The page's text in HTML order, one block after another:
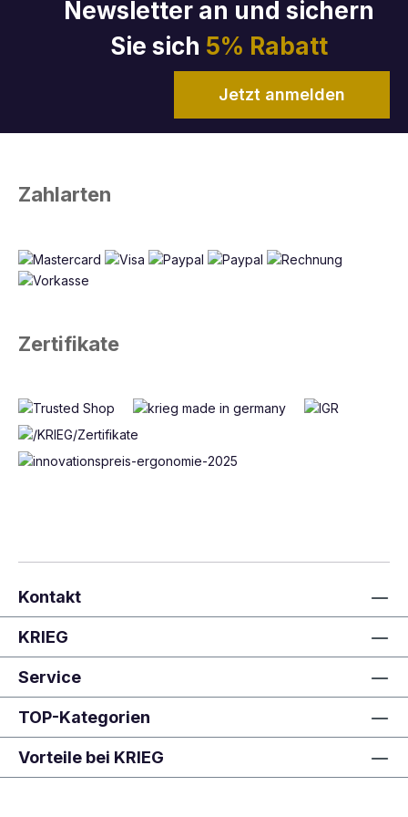
Newsletter an und sichern
Sie sich 5% Rabatt
Jetzt anmelden
Zahlarten
Zertifikate
Kontakt
KRIEG
Service
TOP-Kategorien
Vorteile bei KRIEG